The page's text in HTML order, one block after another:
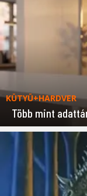
KÜTYÜ+HARDVER
Több mint